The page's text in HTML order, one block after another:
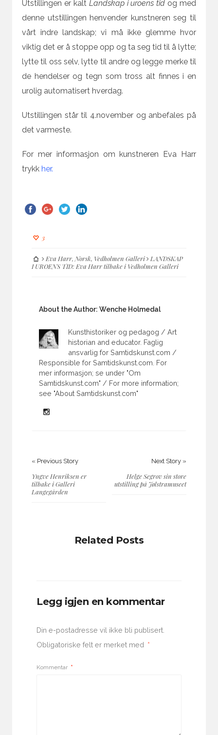
Utstillingen er kalt Landskap i uroens tid og med
denne utstillingen henvender kunstneren seg til
vårt indre landskap; vi må ikke glemme hvor
viktig det er å stoppe opp og ta seg tid til å lytte;
lytte til oss selv, lytte til andre og legge merke til
de hendelser og tegn som tross alt finnes i en
urolig automatisert hverdag.
Utstillingen står til 4.november og anbefales på
det varmeste.
For mer informasjon om kunstneren Eva Harr
trykk her.
3
Eva Harr, Norsk, Vedholmen Galleri
LANDSKAP
I UROENS TID: Eva Harr tilbake i Vedholmen Galleri
About the Author: Wenche Holmedal
Kunsthistoriker og pedagog / Art
historian and educator. Faglig
ansvarlig for Samtidskunst.com /
Responsible for Samtidskunst.com. For
mer informasjon; se under "Om
Samtidskunst.com" / For more information;
see "About Samtidskunst.com"
« Previous Story
Yngve Henriksen er
tilbake i Galleri
Langegården
Next Story »
Helge Segrov sin store
utstilling på Jølstramuseet
Related Posts
Legg igjen en kommentar
Din e-postadresse vil ikke bli publisert.
Obligatoriske felt er merket med *
Kommentar *